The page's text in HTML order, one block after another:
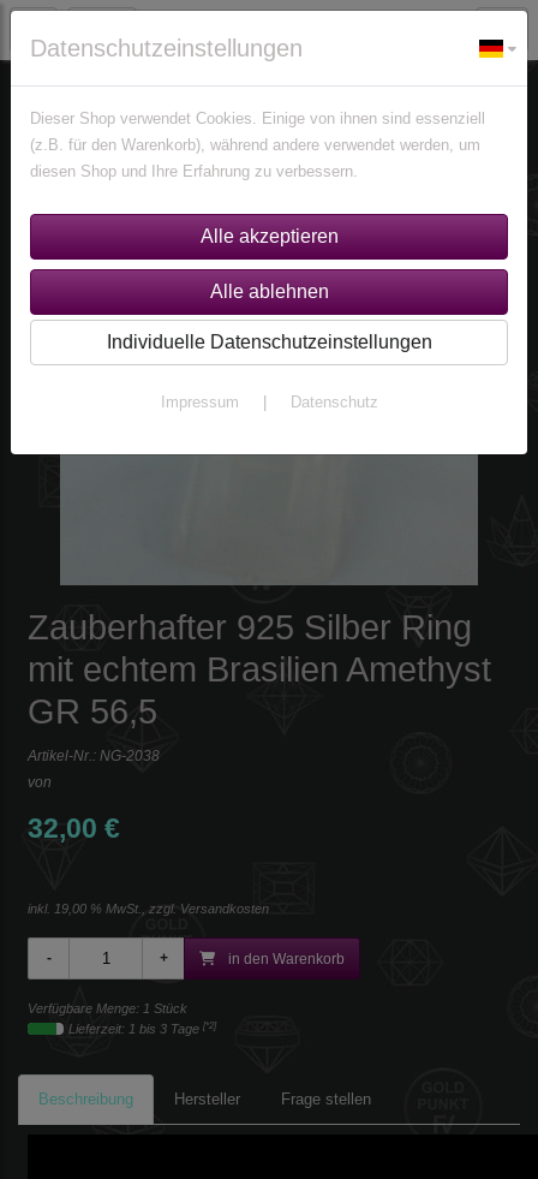
Schmuck Ringe Ringe nach Größen Größe 56,5 (Ø 18 mm)
Zauberhafter 925 Silber Ring
mit echtem Brasilien Amethyst
GR 56,5
Artikel-Nr.: NG-2038
von
32,00 €
inkl. 19,00 % MwSt., zzgl. Versandkosten
in den Warenkorb
Verfügbare Menge: 1 Stück
Lieferzeit: 1 bis 3 Tage [*2]
Beschreibung Hersteller Frage stellen
Datenschutzeinstellungen
Dieser Shop verwendet Cookies. Einige von ihnen sind essenziell
(z.B. für den Warenkorb), während andere verwendet werden, um
diesen Shop und Ihre Erfahrung zu verbessern.
Individuelle Datenschutzeinstellungen
Impressum Datenschutz